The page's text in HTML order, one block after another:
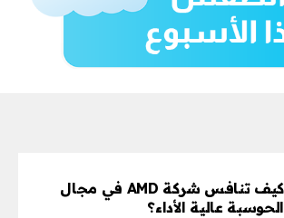
كيف تنافس شركة AMD في مجال
الحوسبة عالية الأداء؟